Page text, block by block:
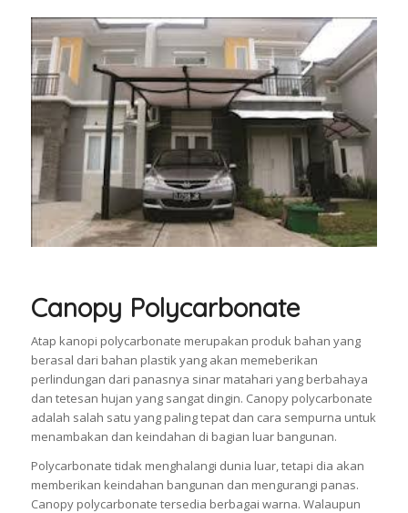
Canopy Polycarbonate
Atap kanopi polycarbonate merupakan produk bahan yang
berasal dari bahan plastik yang akan memeberikan
perlindungan dari panasnya sinar matahari yang berbahaya
dan tetesan hujan yang sangat dingin. Canopy polycarbonate
adalah salah satu yang paling tepat dan cara sempurna untuk
menambakan dan keindahan di bagian luar bangunan.
Polycarbonate tidak menghalangi dunia luar, tetapi dia akan
memberikan keindahan bangunan dan mengurangi panas.
Canopy polycarbonate tersedia berbagai warna. Walaupun